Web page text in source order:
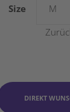
Size
M
DIREKT